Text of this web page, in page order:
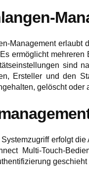
Management
ermöglicht
sind
Ersteller und den
gelöscht
erfolgt
Multi-Touch-